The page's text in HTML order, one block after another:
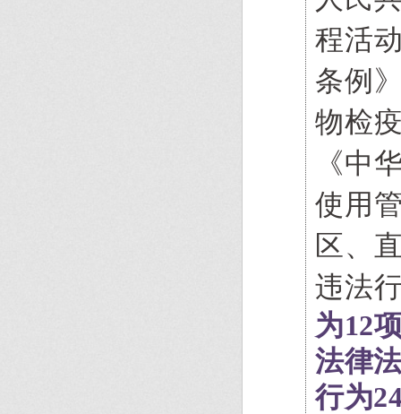
程活
条例
物检
《中
使用
区、
违法
为12
法律
行为